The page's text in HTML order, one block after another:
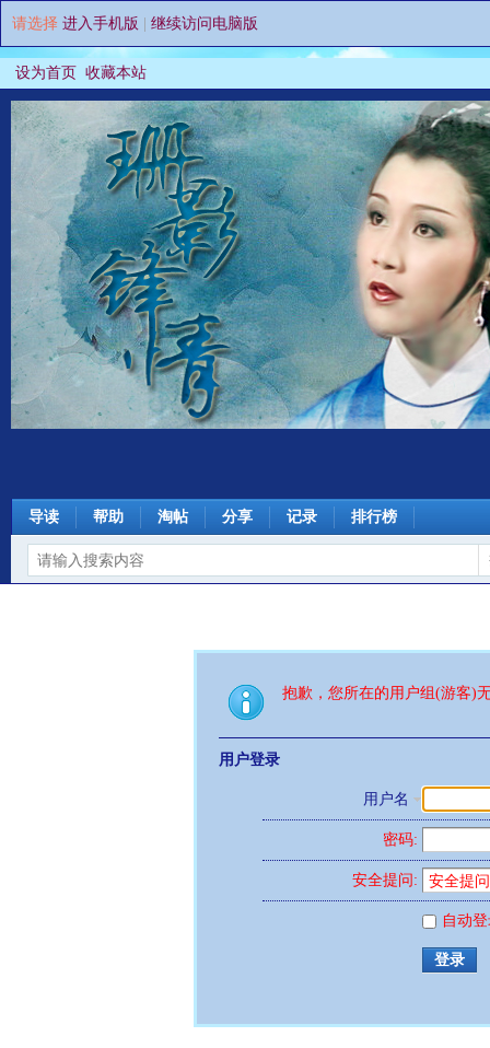
请选择 进入手机版 继续访问电脑版
设为首页 收藏本站
导读 帮助 淘帖 分享 记录 排行榜
抱歉，您所在的用户组(游客)
用户登录
用户名
密码:
安全提问:
自动
登录